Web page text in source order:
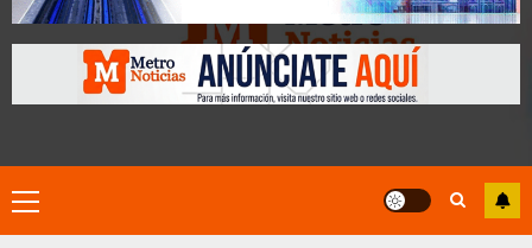
Primary
Menu